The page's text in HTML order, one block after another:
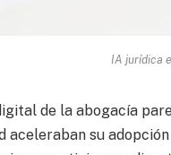
IA jurídica
de la abogacía
aceleraban su